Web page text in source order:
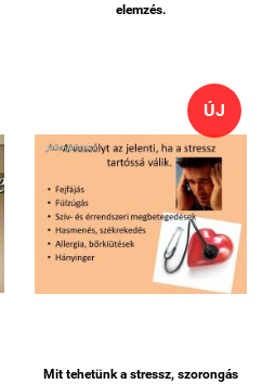
elemzés.
ÚJ
Mit tehetünk a stressz, szorongás